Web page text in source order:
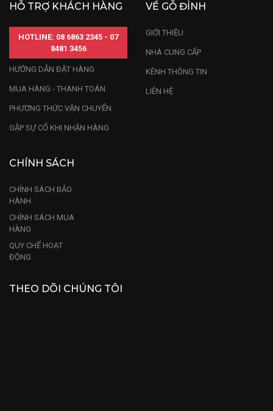
HỖ TRỢ KHÁCH HÀNG
HOTLINE: 08 6863 2345 - 07
8481 3456
HƯỚNG DẪN ĐẶT HÀNG
MUA HÀNG - THANH TOÁN
PHƯƠNG THỨC VẬN CHUYỂN
GẶP SỰ CỐ KHI NHẬN HÀNG
VỀ GỖ ĐỈNH
GIỚI THIỆU
NHÀ CUNG CẤP
KÊNH THÔNG TIN
LIÊN HỆ
CHÍNH SÁCH
CHÍNH SÁCH BẢO
HÀNH
CHÍNH SÁCH MUA
HÀNG
QUY CHẾ HOẠT
ĐỘNG
THEO DÕI CHÚNG TÔI